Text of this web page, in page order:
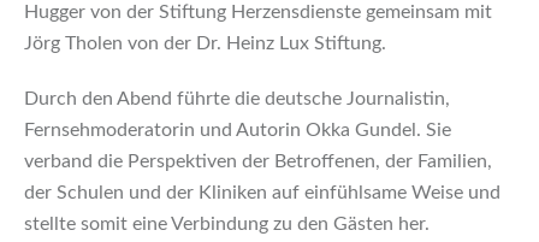
Hugger von der Stiftung Herzensdienste gemeinsam mit
Jörg Tholen von der Dr. Heinz Lux Stiftung.
Durch den Abend führte die deutsche Journalistin,
Fernsehmoderatorin und Autorin Okka Gundel. Sie
verband die Perspektiven der Betroffenen, der Familien,
der Schulen und der Kliniken auf einfühlsame Weise und
stellte somit eine Verbindung zu den Gästen her.